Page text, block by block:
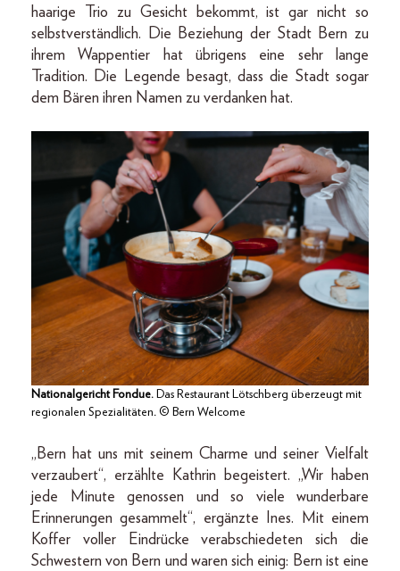
haarige Trio zu Gesicht bekommt, ist gar nicht so
selbstverständlich. Die Beziehung der Stadt Bern zu
ihrem Wappentier hat übrigens eine sehr lange
Tradition. Die Legende besagt, dass die Stadt sogar
dem Bären ihren Namen zu verdanken hat.
Nationalgericht Fondue. Das Restaurant Lötschberg überzeugt mit
regionalen Spezialitäten. © Bern Welcome
„Bern hat uns mit seinem Charme und seiner Vielfalt
verzaubert“, erzählte Kathrin begeistert. „Wir haben
jede Minute genossen und so viele wunderbare
Erinnerungen gesammelt“, ergänzte Ines. Mit einem
Koffer voller Eindrücke verabschiedeten sich die
Schwestern von Bern und waren sich einig: Bern ist eine